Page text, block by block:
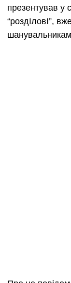
презентував у
“роздІловІ”,
шанувальникам